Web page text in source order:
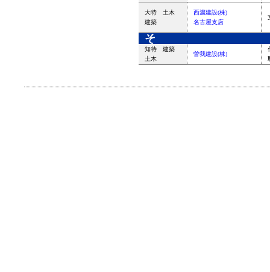
大特 土木
建築
西濃建設(株)
名古屋支店
そ
知特 建築
土木
曽我建設(株)